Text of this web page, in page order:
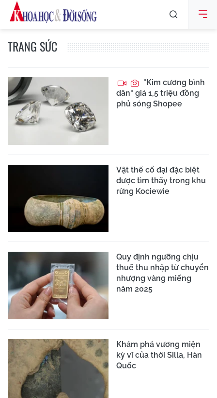
TRANG SỨC
"Kim cương bình
dân" giá 1,5 triệu đồng
phủ sóng Shopee
Vật thể cổ đại đặc biệt
được tìm thấy trong khu
rừng Kociewie
Quy định ngưỡng chịu
thuế thu nhập từ chuyển
nhượng vàng miếng
năm 2025
Khám phá vương miện
kỳ vĩ của thời Silla, Hàn
Quốc